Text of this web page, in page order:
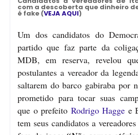
com a descoberta que dinheiro
é fake (VEJA AQUI)
Um dos candidatos do
partido que faz parte da
MDB, em reserva, revelou
postulantes a vereador da
saltarem do barco gabiraba por
prometido para tocar suas
que o prefeito Rodrigo Hagge e
tem seus candidatos a